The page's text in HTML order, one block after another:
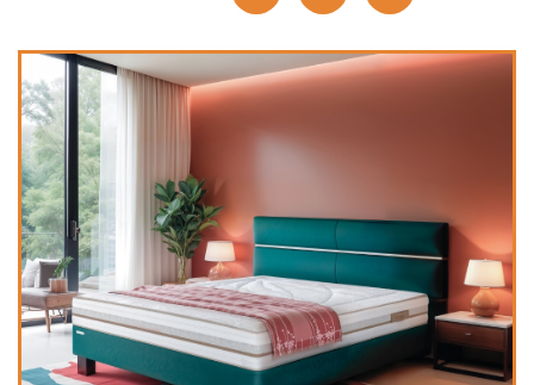
outdoor
décoration